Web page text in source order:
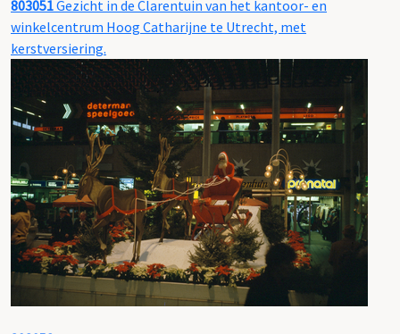
803051Gezicht in de Clarentuin van het kantoor- en
winkelcentrum Hoog Catharijne te Utrecht, met
kerstversiering.